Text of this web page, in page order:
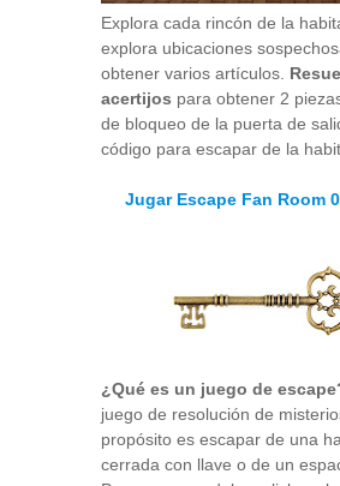
Explora cada rincón de la
explora ubicaciones
obtener varios artículos.
acertijos para obtener 2
de bloqueo de la puerta de
código para escapar de la
Jugar Escape Fan Room
¿Qué es un juego de
juego de resolución de
propósito es escapar de una
cerrada con llave o de un